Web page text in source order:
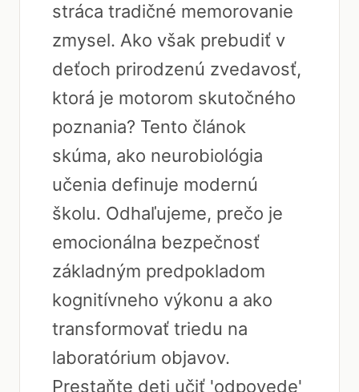
stráca tradičné memorovanie
zmysel. Ako však prebudiť v
deťoch prirodzenú zvedavosť,
ktorá je motorom skutočného
poznania? Tento článok
skúma, ako neurobiológia
učenia definuje modernú
školu. Odhaľujeme, prečo je
emocionálna bezpečnosť
základným predpokladom
kognitívneho výkonu a ako
transformovať triedu na
laboratórium objavov.
Prestaňte deti učiť 'odpovede'